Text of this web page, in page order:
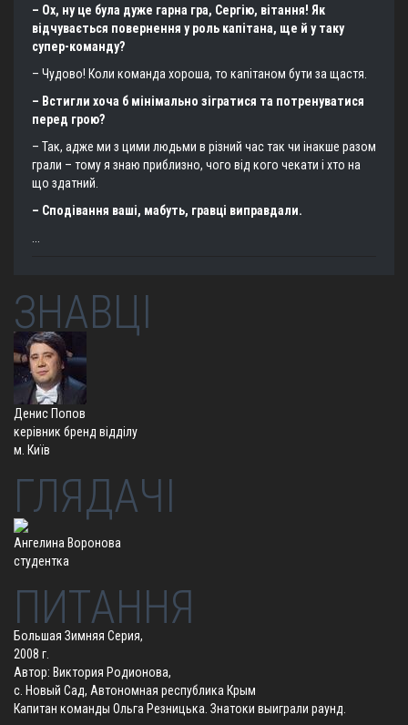
– Ох, ну це була дуже гарна гра, Сергію, вітання! Як
відчувається повернення у роль капітана, ще й у таку
супер-команду?
– Чудово! Коли команда хороша, то капітаном бути за щастя.
– Встигли хоча б мінімально зігратися та потренуватися
перед грою?
– Так, адже ми з цими людьми в різний час так чи інакше разом
грали – тому я знаю приблизно, чого від кого чекати і хто на
що здатний.
– Сподівання ваші, мабуть, гравці виправдали.
ЗНАВЦІ
Денис Попов
керівник бренд відділу
м. Київ
ГЛЯДАЧІ
Ангелина Воронова
студентка
ПИТАННЯ
Большая Зимняя Серия,
2008 г.
Автор: Виктория Родионова,
с. Новый Сад, Автономная республика Крым
Капитан команды Ольга Резницька. Знатоки выиграли раунд.